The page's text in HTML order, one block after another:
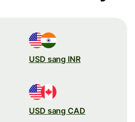
USD sang INR
USD sang CAD